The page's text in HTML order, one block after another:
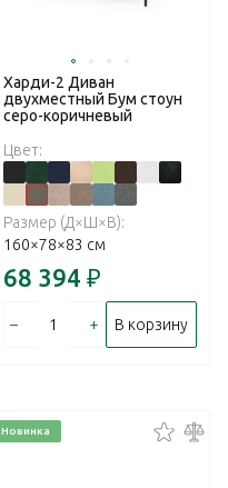
Харди-2 Диван
двухместный Бум стоун
серо-коричневый
Цвет:
Размер (Д×Ш×В):
160×78×83 см
68 394 ₽
– + В корзину
Новинка